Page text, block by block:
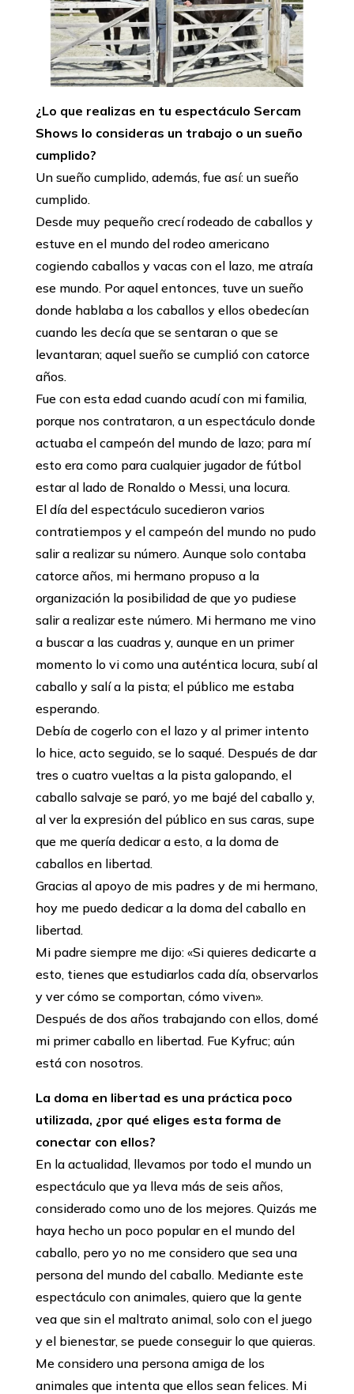
¿Lo que realizas en tu espectáculo Sercam
Shows lo consideras un trabajo o un sueño
cumplido?
Un sueño cumplido, además, fue así: un sueño
cumplido.
Desde muy pequeño crecí rodeado de caballos y
estuve en el mundo del rodeo americano
cogiendo caballos y vacas con el lazo, me atraía
ese mundo. Por aquel entonces, tuve un sueño
donde hablaba a los caballos y ellos obedecían
cuando les decía que se sentaran o que se
levantaran; aquel sueño se cumplió con catorce
años.
Fue con esta edad cuando acudí con mi familia,
porque nos contrataron, a un espectáculo donde
actuaba el campeón del mundo de lazo; para mí
esto era como para cualquier jugador de fútbol
estar al lado de Ronaldo o Messi, una locura.
El día del espectáculo sucedieron varios
contratiempos y el campeón del mundo no pudo
salir a realizar su número. Aunque solo contaba
catorce años, mi hermano propuso a la
organización la posibilidad de que yo pudiese
salir a realizar este número. Mi hermano me vino
a buscar a las cuadras y, aunque en un primer
momento lo vi como una auténtica locura, subí al
caballo y salí a la pista; el público me estaba
esperando.
Debía de cogerlo con el lazo y al primer intento
lo hice, acto seguido, se lo saqué. Después de dar
tres o cuatro vueltas a la pista galopando, el
caballo salvaje se paró, yo me bajé del caballo y,
al ver la expresión del público en sus caras, supe
que me quería dedicar a esto, a la doma de
caballos en libertad.
Gracias al apoyo de mis padres y de mi hermano,
hoy me puedo dedicar a la doma del caballo en
libertad.
Mi padre siempre me dijo: «Si quieres dedicarte a
esto, tienes que estudiarlos cada día, observarlos
y ver cómo se comportan, cómo viven».
Después de dos años trabajando con ellos, domé
mi primer caballo en libertad. Fue Kyfruc; aún
está con nosotros.
La doma en libertad es una práctica poco
utilizada, ¿por qué eliges esta forma de
conectar con ellos?
En la actualidad, llevamos por todo el mundo un
espectáculo que ya lleva más de seis años,
considerado como uno de los mejores. Quizás me
haya hecho un poco popular en el mundo del
caballo, pero yo no me considero que sea una
persona del mundo del caballo. Mediante este
espectáculo con animales, quiero que la gente
vea que sin el maltrato animal, solo con el juego
y el bienestar, se puede conseguir lo que quieras.
Me considero una persona amiga de los
animales que intenta que ellos sean felices. Mi